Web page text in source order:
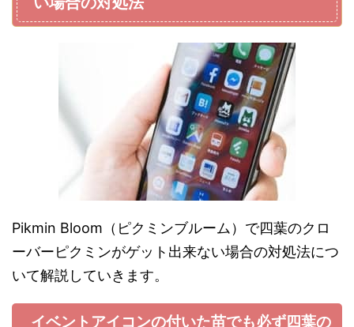
Pikmin Bloom（ピクミンブルーム）で四葉のクロ
ーバーピクミンがゲット出来ない場合の対処法につ
いて解説していきます。
イベントアイコンの付いた苗でも必ず四葉の